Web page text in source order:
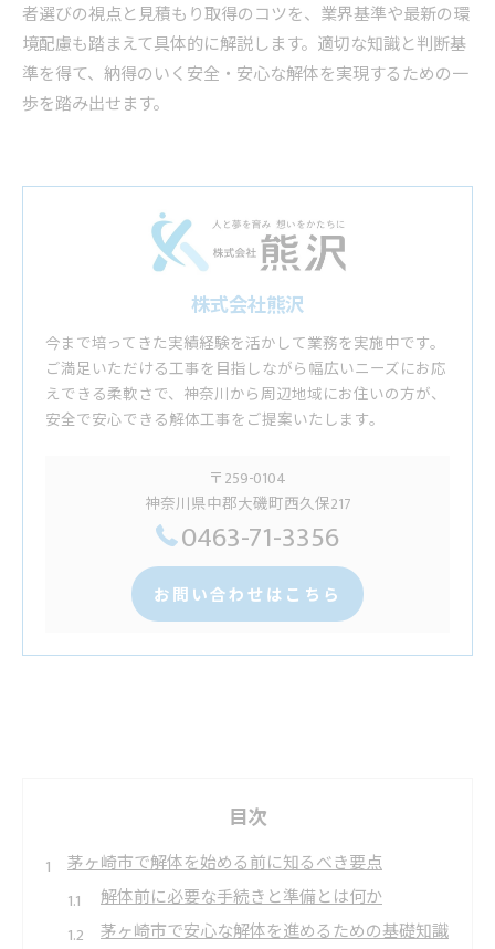
者選びの視点と見積もり取得のコツを、業界基準や最新の環
境配慮も踏まえて具体的に解説します。適切な知識と判断基
準を得て、納得のいく安全・安心な解体を実現するための一
歩を踏み出せます。
株式会社熊沢
今まで培ってきた実績経験を活かして業務を実施中です。
ご満足いただける工事を目指しながら幅広いニーズにお応
えできる柔軟さで、神奈川から周辺地域にお住いの方が、
安全で安心できる解体工事をご提案いたします。
〒259-0104
神奈川県中郡大磯町西久保217
0463-71-3356
お問い合わせはこちら
目次
茅ヶ崎市で解体を始める前に知るべき要点
解体前に必要な手続きと準備とは何か
茅ヶ崎市で安心な解体を進めるための基礎知識